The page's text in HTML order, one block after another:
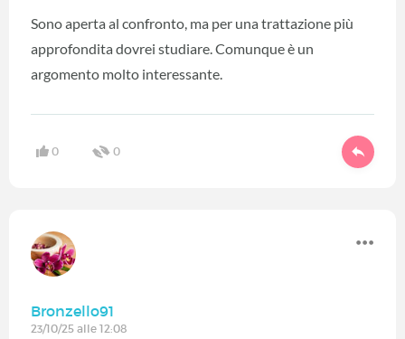
Sono aperta al confronto, ma per una trattazione più
approfondita dovrei studiare. Comunque è un
argomento molto interessante.
0 0
Bronzello91
23/10/25 alle 12:08